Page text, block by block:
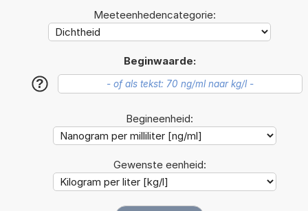
Meeteenhedencategorie:
Beginwaarde:
?
Begineenheid:
Gewenste eenheid: